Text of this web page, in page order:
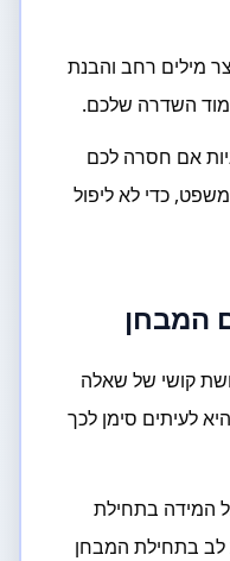
מילים רחב והבנת
השדרה שלכם.
אם חסרה לכם
כדי לא ליפול
המבחן
קושי של שאלה
לעיתים סימן לכך
המידה בתחילת
לב בתחילת המבחן